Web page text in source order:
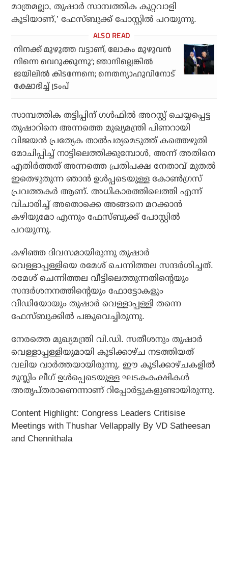
മാത്രമല്ലാ, തുഷാര്‍ സാമ്പത്തിക കുറ്റവാളി
കൂടിയാണ്,’ ഫേസ്ബുക്ക് പോസ്റ്റില്‍ പറയുന്നു.
നിനക്ക് മുഴുത്ത വട്ടാണ്, ലോകം മുഴുവന്‍
നിന്നെ വെറുക്കുന്നു’; ഞാനില്ലെങ്കില്‍
ജയിലില്‍ കിടന്നേനെ; നെതന്യാഹുവിനോട്
ക്ഷോഭിച്ച് ട്രംപ്
സാമ്പത്തിക തട്ടിപ്പിന് ഗള്‍ഫില്‍ അറസ്റ്റ് ചെയ്യപ്പെട്ട
തുഷാറിനെ അന്നത്തെ മുഖ്യമന്ത്രി പിണറായി
വിജയന്‍ പ്രത്യേക താല്‍പര്യമെടുത്ത് കത്തെഴുതി
മോചിപ്പിച്ച് നാട്ടിലെത്തിക്കുമ്പോള്‍, അന്ന് അതിനെ
എതിര്‍ത്തത് അന്നത്തെ പ്രതിപക്ഷ നേതാവ് മുതല്‍
ഇതെഴുതുന്ന ഞാന്‍ ഉള്‍പ്പടെയുള്ള കോണ്‍ഗ്രസ്
പ്രവത്തകര്‍ ആണ്. അധികാരത്തിലെത്തി എന്ന്
വിചാരിച്ച് അതൊക്കെ അങ്ങനെ മറക്കാന്‍
കഴിയുമോ എന്നും ഫേസ്ബുക്ക് പോസ്റ്റില്‍
പറയുന്നു.
കഴിഞ്ഞ ദിവസമായിരുന്നു തുഷാര്‍
വെള്ളാപ്പള്ളിയെ രമേശ് ചെന്നിത്തല സന്ദര്‍ശിച്ചത്.
രമേശ് ചെന്നിത്തല വീട്ടിലെത്തുന്നതിന്റെയും
സന്ദര്‍ശനനത്തിന്റെയും ഫോട്ടോകളും
വീഡിയോയും തുഷാര്‍ വെള്ളാപ്പള്ളി തന്നെ
ഫേസ്ബുക്കില്‍ പങ്കുവെച്ചിരുന്നു.
നേരത്തെ മുഖ്യമന്ത്രി വി.ഡി. സതീശനും തുഷാര്‍
വെള്ളാപ്പള്ളിയുമായി കൂടിക്കാഴ്ച നടത്തിയത്
വലിയ വാര്‍ത്തയായിരുന്നു. ഈ കൂടിക്കാഴ്ചകളില്‍
മുസ്ലിം ലീഗ് ഉള്‍പ്പെടെയുള്ള ഘടകകക്ഷികള്‍
അതൃപ്തരാണെന്നാണ് റിപ്പോര്‍ട്ടുകളുണ്ടായിരുന്നു.
Content Highlight: Congress Leaders Critisise
Meetings with Thushar Vellappally By VD Satheesan
and Chennithala